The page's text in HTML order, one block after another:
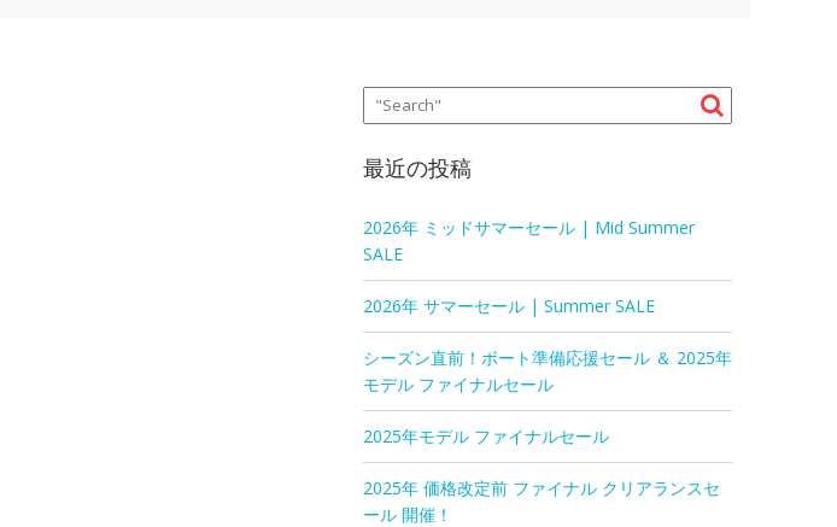
最近の投稿
2026年 ミッドサマーセール | Mid Summer
SALE
2026年 サマーセール | Summer SALE
シーズン直前！ボート準備応援セール ＆ 2025年
モデル ファイナルセール
2025年モデル ファイナルセール
2025年 価格改定前 ファイナル クリアランスセ
ール 開催！